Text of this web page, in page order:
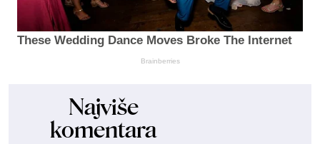
These Wedding Dance Moves Broke The Internet
Brainberries
Najviše
komentara